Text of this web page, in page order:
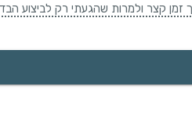
זמן קצר ולמרות שהגעתי רק